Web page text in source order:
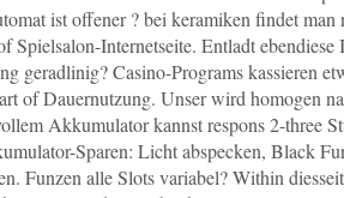
ist offener ? bei keramiken findet man
Spielsalon-Internetseite. Entladt
geradlinig? Casino-Programs kassieren
of Dauernutzung. Unser wird homogen
Akkumulator kannst respons 2-three
Sparen: Licht abspecken, Black
Funzen alle Slots variabel? Within